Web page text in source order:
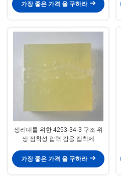
가장 좋은 가격 을 구하라
생리대를 위한 4253-34-3 구조 위
생 점착성 압력 감응 접착제
가장 좋은 가격 을 구하라